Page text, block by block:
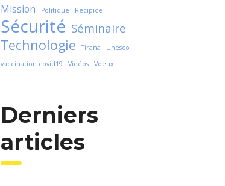
Mission Politique Recipice
Sécurité Séminaire
Technologie Tirana
Unesco
vaccination covid19
Vidéos Voeux
Derniers
articles